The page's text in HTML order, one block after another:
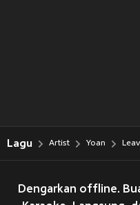
Lagu Artist Yoan
Dengarkan offline.